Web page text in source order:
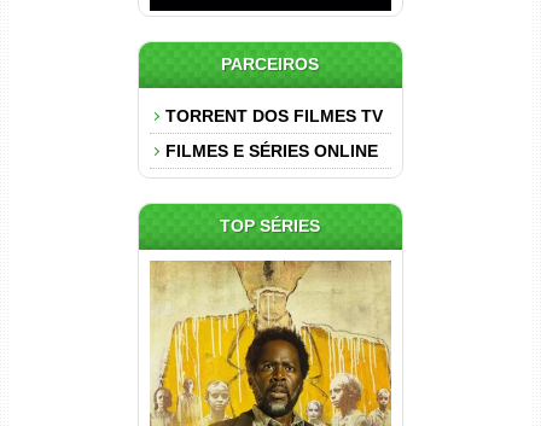
PARCEIROS
TORRENT DOS FILMES TV
FILMES E SÉRIES ONLINE
TOP SÉRIES